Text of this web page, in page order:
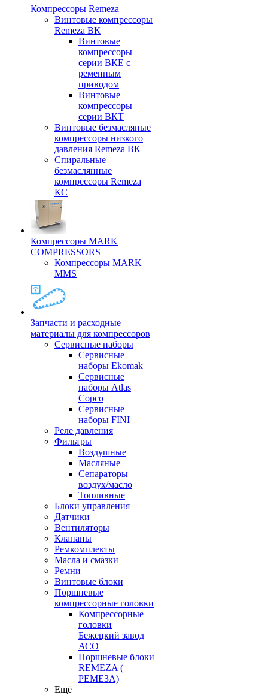
Компрессоры Remeza
Винтовые компрессоры
Remeza ВК
Винтовые
компрессоры
серии ВКЕ с
ременным
приводом
Винтовые
компрессоры
серии ВКТ
Винтовые безмасляные
компрессоры низкого
давления Remeza ВК
Спиральные
безмаслянные
компрессоры Remeza
КС
Компрессоры MARK
COMPRESSORS
Компрессоры MARK
MMS
Запчасти и расходные
материалы для компрессоров
Cервисные наборы
Сервисные
наборы Ekomak
Cервисные
наборы Atlas
Copco
Сервисные
наборы FINI
Реле давления
Фильтры
Воздушные
Масляные
Сепараторы
воздух/масло
Топливные
Блоки управления
Датчики
Вентиляторы
Клапаны
Ремкомплекты
Масла и смазки
Ремни
Винтовые блоки
Поршневые
компрессорные головки
Компрессорные
головки
Бежецкий завод
АСО
Поршневые блоки
REMEZA (
РЕМЕЗА)
Ещё